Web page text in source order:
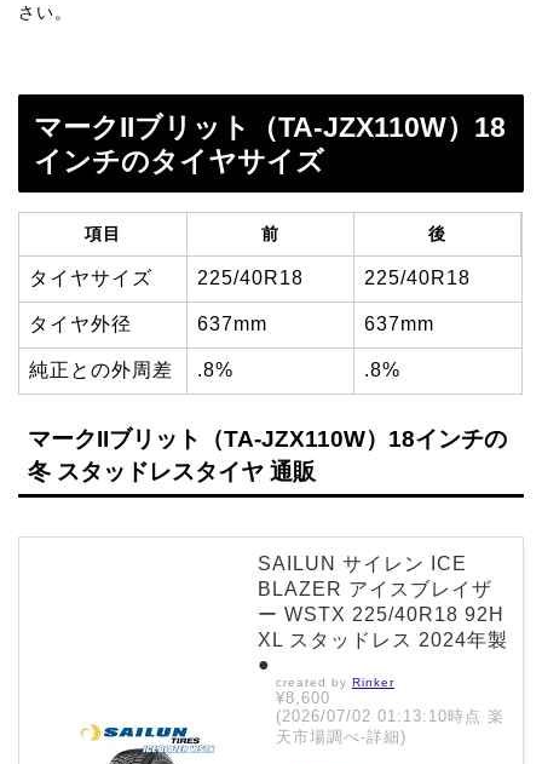
さい。
マークIIブリット（TA-JZX110W）18
インチのタイヤサイズ
項目 前 後
タイヤサイズ 225/40R18 225/40R18
タイヤ外径 637mm 637mm
純正との外周差 .8% .8%
マークIIブリット（TA-JZX110W）18インチの
冬 スタッドレスタイヤ 通販
SAILUN サイレン ICE
BLAZER アイスブレイザ
ー WSTX 225/40R18 92H
XL スタッドレス 2024年製
●
created by Rinker
¥8,600
(2026/07/02 01:13:10時点 楽
天市場調べ-詳細)